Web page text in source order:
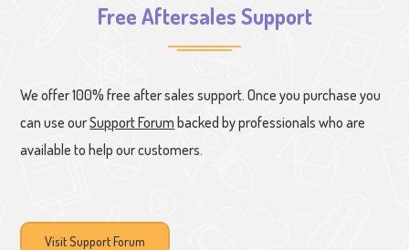
Free Aftersales Support
We offer 100% free after sales support. Once you purchase you
can use ourSupport Forum backed by professionals who are
available to help our customers.
Visit Support Forum